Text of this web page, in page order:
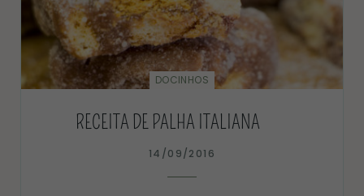
DOCINHOS
RECEITA DE PALHA ITALIANA
14/09/2016